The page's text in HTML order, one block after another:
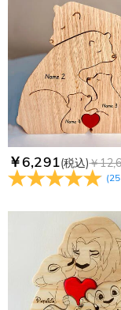
よって、お届け
確認ください。.
てご確認ください
はい、対応可能
サポートまで詳
の国・地域によ
受取人様に関税
返品・交換は
お客様が商品受
す。受注生産品
生致します。詳
さい。.
注文＆支払いに
注文後に注文
もし注文確認メ
したら、至急カ
文番号もお送り
Drawelryから
Drawelryからの
られます。原因①
策：迷惑メール
メールが正しく
更してください
れている。解決
りするメールも
レスからお名前
支払方法は何
Paypal、
コンビニ前払い
す。
支払い情報は
お支払い情報は
客様のお支払い
個人情報は保
￥6,291(税込)￥
(25